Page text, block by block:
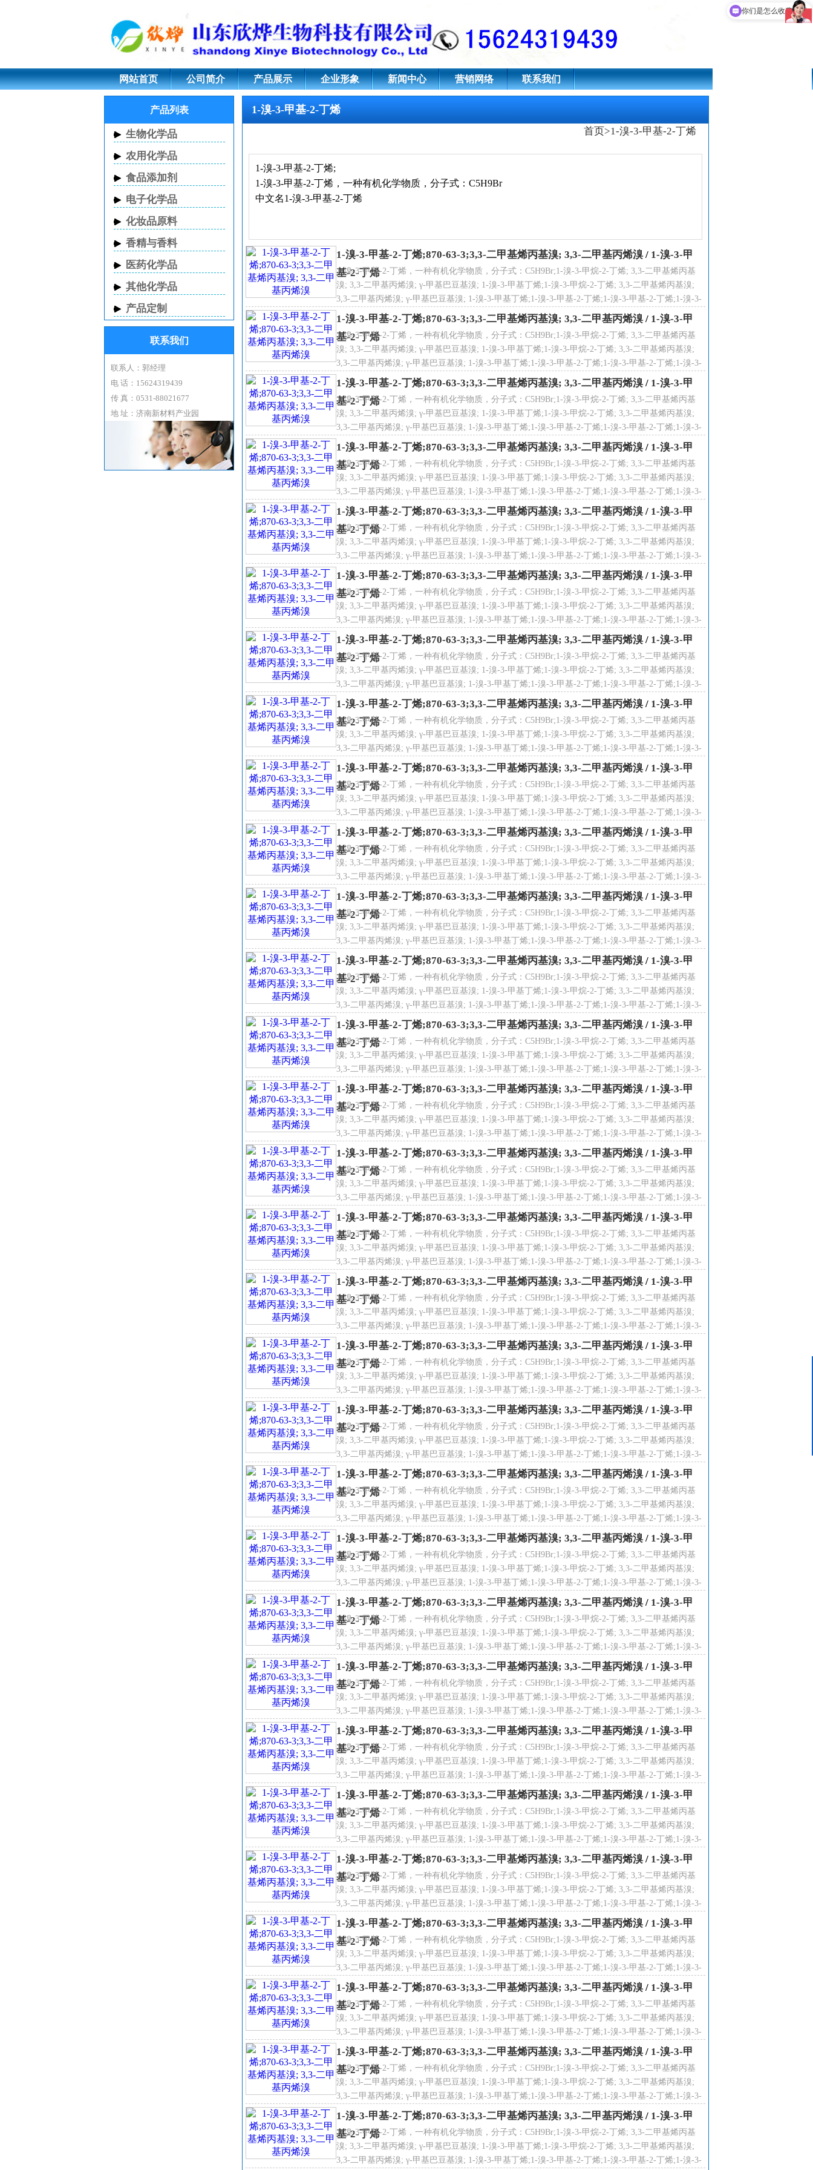
1-溴-3-甲基-2-丁烯;870-63-3;3,3-二甲基烯丙基溴; 3,3-二甲基丙烯溴
网站首页 公司简介 产品展示 企业形象 新闻中心 营销网络 联系我们
1-溴-3-甲基-2-丁烯
首页>1-溴-3-甲基-2-丁烯
1-溴-3-甲基-2-丁烯;
1-溴-3-甲基-2-丁烯，一种有机化学物质，分子式：C5H9Br
中文名1-溴-3-甲基-2-丁烯
外文名3,3-Dimethylallylbromide
别 名1-溴-3-甲烷-2-丁烯; 3,3-二甲基烯丙基溴; 3,3-二甲基丙烯溴; γ-甲基巴豆基溴; 1-溴-3-甲基丁烯
化学式C5H9Br
分子量149.03
CAS登录号870-63-3
EINECS登录号212-799-5
沸 点82-83ºC(150MMHG)
密 度1.27
闪 点32ºC
UN危险货物编号 UN2920
LogP2.34750
1-溴-3-甲基-2-丁烯英文别名
2-Butene, 1-bromo-3-methyl-; Isoprenylbromide; 3,3-Dimethallylbromide; PRENYL BROMIDE; 1-bromo-3-
methylbut-2-ene
1-溴-3-甲基-2-丁烯物化性质
外观与性状：淡棕色液体带有强烈的辛辣气味
密度：1.29 g/mL at 20 °C(lit.)
沸点：82-83 °C150 mm Hg(lit.)
闪点：88 °F
折射率：n20/D 1.489(lit.)
储存条件：0-6ºC
1-溴-3-甲基-2-丁烯安全信息
包装等级：III
危险类别：3
海关编码：2903399090
危险品运输编码：UN 2920 8/PG 2
WGK Germany：3
危险类别码：R10; R11; R20/21/22; R34
安全说明：S26-S36/37/39-S45-S16
危险品标志：C
1-溴-3-甲基-2-丁烯用途
用作农药、医药中间体。
1-溴-3-甲基-2-丁烯;870-63-3;3,3-二甲基烯丙基溴; 3,3-二甲基丙烯溴 / 1-溴-3-甲
基-2-丁烯
1-溴-3-甲基-2-丁烯，一种有机化学物质，分子式：C5H9Br;1-溴-3-甲烷-2-丁烯; 3,3-二甲基烯丙基
溴; 3,3-二甲基丙烯溴; γ-甲基巴豆基溴; 1-溴-3-甲基丁烯;1-溴-3-甲烷-2-丁烯; 3,3-二甲基烯丙基溴;
3,3-二甲基丙烯溴; γ-甲基巴豆基溴; 1-溴-3-甲基丁烯;1-溴-3-甲基-2-丁烯;1-溴-3-甲基-2-丁烯;1-溴-3-
甲基-2-丁烯;1-溴-3-甲基-2-丁烯;1-溴-3-甲基-2-丁烯;1-溴-3-甲基-2-丁烯;
1-溴-3-甲基-2-丁烯;870-63-3;3,3-二甲基烯丙基溴; 3,3-二甲基丙烯溴 / 1-溴-3-甲
基-2-丁烯
1-溴-3-甲基-2-丁烯，一种有机化学物质，分子式：C5H9Br;1-溴-3-甲烷-2-丁烯; 3,3-二甲基烯丙基
溴; 3,3-二甲基丙烯溴; γ-甲基巴豆基溴; 1-溴-3-甲基丁烯;1-溴-3-甲烷-2-丁烯; 3,3-二甲基烯丙基溴;
3,3-二甲基丙烯溴; γ-甲基巴豆基溴; 1-溴-3-甲基丁烯;1-溴-3-甲基-2-丁烯;1-溴-3-甲基-2-丁烯;1-溴-3-
甲基-2-丁烯;1-溴-3-甲基-2-丁烯;1-溴-3-甲基-2-丁烯;1-溴-3-甲基-2-丁烯;
1-溴-3-甲基-2-丁烯;870-63-3;3,3-二甲基烯丙基溴; 3,3-二甲基丙烯溴 / 1-溴-3-甲
基-2-丁烯
1-溴-3-甲基-2-丁烯，一种有机化学物质，分子式：C5H9Br;1-溴-3-甲烷-2-丁烯; 3,3-二甲基烯丙基
溴; 3,3-二甲基丙烯溴; γ-甲基巴豆基溴; 1-溴-3-甲基丁烯;1-溴-3-甲烷-2-丁烯; 3,3-二甲基烯丙基溴;
3,3-二甲基丙烯溴; γ-甲基巴豆基溴; 1-溴-3-甲基丁烯;1-溴-3-甲基-2-丁烯;1-溴-3-甲基-2-丁烯;1-溴-3-
甲基-2-丁烯;1-溴-3-甲基-2-丁烯;1-溴-3-甲基-2-丁烯;1-溴-3-甲基-2-丁烯;
1-溴-3-甲基-2-丁烯;870-63-3;3,3-二甲基烯丙基溴; 3,3-二甲基丙烯溴 / 1-溴-3-甲
基-2-丁烯
1-溴-3-甲基-2-丁烯，一种有机化学物质，分子式：C5H9Br;1-溴-3-甲烷-2-丁烯; 3,3-二甲基烯丙基
溴; 3,3-二甲基丙烯溴; γ-甲基巴豆基溴; 1-溴-3-甲基丁烯;1-溴-3-甲烷-2-丁烯; 3,3-二甲基烯丙基溴;
3,3-二甲基丙烯溴; γ-甲基巴豆基溴; 1-溴-3-甲基丁烯;1-溴-3-甲基-2-丁烯;1-溴-3-甲基-2-丁烯;1-溴-3-
甲基-2-丁烯;1-溴-3-甲基-2-丁烯;1-溴-3-甲基-2-丁烯;1-溴-3-甲基-2-丁烯;
1-溴-3-甲基-2-丁烯;870-63-3;3,3-二甲基烯丙基溴; 3,3-二甲基丙烯溴 / 1-溴-3-甲
基-2-丁烯
1-溴-3-甲基-2-丁烯，一种有机化学物质，分子式：C5H9Br;1-溴-3-甲烷-2-丁烯; 3,3-二甲基烯丙基
溴; 3,3-二甲基丙烯溴; γ-甲基巴豆基溴; 1-溴-3-甲基丁烯;1-溴-3-甲烷-2-丁烯; 3,3-二甲基烯丙基溴;
3,3-二甲基丙烯溴; γ-甲基巴豆基溴; 1-溴-3-甲基丁烯;1-溴-3-甲基-2-丁烯;1-溴-3-甲基-2-丁烯;1-溴-3-
甲基-2-丁烯;1-溴-3-甲基-2-丁烯;1-溴-3-甲基-2-丁烯;1-溴-3-甲基-2-丁烯;
1-溴-3-甲基-2-丁烯;870-63-3;3,3-二甲基烯丙基溴; 3,3-二甲基丙烯溴 / 1-溴-3-甲
基-2-丁烯
1-溴-3-甲基-2-丁烯，一种有机化学物质，分子式：C5H9Br;1-溴-3-甲烷-2-丁烯; 3,3-二甲基烯丙基
溴; 3,3-二甲基丙烯溴; γ-甲基巴豆基溴; 1-溴-3-甲基丁烯;1-溴-3-甲烷-2-丁烯; 3,3-二甲基烯丙基溴;
3,3-二甲基丙烯溴; γ-甲基巴豆基溴; 1-溴-3-甲基丁烯;1-溴-3-甲基-2-丁烯;1-溴-3-甲基-2-丁烯;1-溴-3-
甲基-2-丁烯;1-溴-3-甲基-2-丁烯;1-溴-3-甲基-2-丁烯;1-溴-3-甲基-2-丁烯;
1-溴-3-甲基-2-丁烯;870-63-3;3,3-二甲基烯丙基溴; 3,3-二甲基丙烯溴 / 1-溴-3-甲
基-2-丁烯
1-溴-3-甲基-2-丁烯，一种有机化学物质，分子式：C5H9Br;1-溴-3-甲烷-2-丁烯; 3,3-二甲基烯丙基
溴; 3,3-二甲基丙烯溴; γ-甲基巴豆基溴; 1-溴-3-甲基丁烯;1-溴-3-甲烷-2-丁烯; 3,3-二甲基烯丙基溴;
3,3-二甲基丙烯溴; γ-甲基巴豆基溴; 1-溴-3-甲基丁烯;1-溴-3-甲基-2-丁烯;1-溴-3-甲基-2-丁烯;1-溴-3-
甲基-2-丁烯;1-溴-3-甲基-2-丁烯;1-溴-3-甲基-2-丁烯;1-溴-3-甲基-2-丁烯;
1-溴-3-甲基-2-丁烯;870-63-3;3,3-二甲基烯丙基溴; 3,3-二甲基丙烯溴 / 1-溴-3-甲
基-2-丁烯
1-溴-3-甲基-2-丁烯，一种有机化学物质，分子式：C5H9Br;1-溴-3-甲烷-2-丁烯; 3,3-二甲基烯丙基
溴; 3,3-二甲基丙烯溴; γ-甲基巴豆基溴; 1-溴-3-甲基丁烯;1-溴-3-甲烷-2-丁烯; 3,3-二甲基烯丙基溴;
3,3-二甲基丙烯溴; γ-甲基巴豆基溴; 1-溴-3-甲基丁烯;1-溴-3-甲基-2-丁烯;1-溴-3-甲基-2-丁烯;1-溴-3-
甲基-2-丁烯;1-溴-3-甲基-2-丁烯;1-溴-3-甲基-2-丁烯;1-溴-3-甲基-2-丁烯;
1-溴-3-甲基-2-丁烯;870-63-3;3,3-二甲基烯丙基溴; 3,3-二甲基丙烯溴 / 1-溴-3-甲
基-2-丁烯
1-溴-3-甲基-2-丁烯，一种有机化学物质，分子式：C5H9Br;1-溴-3-甲烷-2-丁烯; 3,3-二甲基烯丙基
溴; 3,3-二甲基丙烯溴; γ-甲基巴豆基溴; 1-溴-3-甲基丁烯;1-溴-3-甲烷-2-丁烯; 3,3-二甲基烯丙基溴;
3,3-二甲基丙烯溴; γ-甲基巴豆基溴; 1-溴-3-甲基丁烯;1-溴-3-甲基-2-丁烯;1-溴-3-甲基-2-丁烯;1-溴-3-
甲基-2-丁烯;1-溴-3-甲基-2-丁烯;1-溴-3-甲基-2-丁烯;1-溴-3-甲基-2-丁烯;
1-溴-3-甲基-2-丁烯;870-63-3;3,3-二甲基烯丙基溴; 3,3-二甲基丙烯溴 / 1-溴-3-甲
基-2-丁烯
1-溴-3-甲基-2-丁烯，一种有机化学物质，分子式：C5H9Br;1-溴-3-甲烷-2-丁烯; 3,3-二甲基烯丙基
溴; 3,3-二甲基丙烯溴; γ-甲基巴豆基溴; 1-溴-3-甲基丁烯;1-溴-3-甲烷-2-丁烯; 3,3-二甲基烯丙基溴;
3,3-二甲基丙烯溴; γ-甲基巴豆基溴; 1-溴-3-甲基丁烯;1-溴-3-甲基-2-丁烯;1-溴-3-甲基-2-丁烯;1-溴-3-
甲基-2-丁烯;1-溴-3-甲基-2-丁烯;1-溴-3-甲基-2-丁烯;1-溴-3-甲基-2-丁烯;
1-溴-3-甲基-2-丁烯;870-63-3;3,3-二甲基烯丙基溴; 3,3-二甲基丙烯溴 / 1-溴-3-甲
基-2-丁烯
1-溴-3-甲基-2-丁烯，一种有机化学物质，分子式：C5H9Br;1-溴-3-甲烷-2-丁烯; 3,3-二甲基烯丙基
溴; 3,3-二甲基丙烯溴; γ-甲基巴豆基溴; 1-溴-3-甲基丁烯;1-溴-3-甲烷-2-丁烯; 3,3-二甲基烯丙基溴;
3,3-二甲基丙烯溴; γ-甲基巴豆基溴; 1-溴-3-甲基丁烯;1-溴-3-甲基-2-丁烯;1-溴-3-甲基-2-丁烯;1-溴-3-
甲基-2-丁烯;1-溴-3-甲基-2-丁烯;1-溴-3-甲基-2-丁烯;1-溴-3-甲基-2-丁烯;
1-溴-3-甲基-2-丁烯;870-63-3;3,3-二甲基烯丙基溴; 3,3-二甲基丙烯溴 / 1-溴-3-甲
基-2-丁烯
1-溴-3-甲基-2-丁烯，一种有机化学物质，分子式：C5H9Br;1-溴-3-甲烷-2-丁烯; 3,3-二甲基烯丙基
溴; 3,3-二甲基丙烯溴; γ-甲基巴豆基溴; 1-溴-3-甲基丁烯;1-溴-3-甲烷-2-丁烯; 3,3-二甲基烯丙基溴;
3,3-二甲基丙烯溴; γ-甲基巴豆基溴; 1-溴-3-甲基丁烯;1-溴-3-甲基-2-丁烯;1-溴-3-甲基-2-丁烯;1-溴-3-
甲基-2-丁烯;1-溴-3-甲基-2-丁烯;1-溴-3-甲基-2-丁烯;1-溴-3-甲基-2-丁烯;
1-溴-3-甲基-2-丁烯;870-63-3;3,3-二甲基烯丙基溴; 3,3-二甲基丙烯溴 / 1-溴-3-甲
基-2-丁烯
1-溴-3-甲基-2-丁烯，一种有机化学物质，分子式：C5H9Br;1-溴-3-甲烷-2-丁烯; 3,3-二甲基烯丙基
溴; 3,3-二甲基丙烯溴; γ-甲基巴豆基溴; 1-溴-3-甲基丁烯;1-溴-3-甲烷-2-丁烯; 3,3-二甲基烯丙基溴;
3,3-二甲基丙烯溴; γ-甲基巴豆基溴; 1-溴-3-甲基丁烯;1-溴-3-甲基-2-丁烯;1-溴-3-甲基-2-丁烯;1-溴-3-
甲基-2-丁烯;1-溴-3-甲基-2-丁烯;1-溴-3-甲基-2-丁烯;1-溴-3-甲基-2-丁烯;
1-溴-3-甲基-2-丁烯;870-63-3;3,3-二甲基烯丙基溴; 3,3-二甲基丙烯溴 / 1-溴-3-甲
基-2-丁烯
1-溴-3-甲基-2-丁烯，一种有机化学物质，分子式：C5H9Br;1-溴-3-甲烷-2-丁烯; 3,3-二甲基烯丙基
溴; 3,3-二甲基丙烯溴; γ-甲基巴豆基溴; 1-溴-3-甲基丁烯;1-溴-3-甲烷-2-丁烯; 3,3-二甲基烯丙基溴;
3,3-二甲基丙烯溴; γ-甲基巴豆基溴; 1-溴-3-甲基丁烯;1-溴-3-甲基-2-丁烯;1-溴-3-甲基-2-丁烯;1-溴-3-
甲基-2-丁烯;1-溴-3-甲基-2-丁烯;1-溴-3-甲基-2-丁烯;1-溴-3-甲基-2-丁烯;
1-溴-3-甲基-2-丁烯;870-63-3;3,3-二甲基烯丙基溴; 3,3-二甲基丙烯溴 / 1-溴-3-甲
基-2-丁烯
1-溴-3-甲基-2-丁烯，一种有机化学物质，分子式：C5H9Br;1-溴-3-甲烷-2-丁烯; 3,3-二甲基烯丙基
溴; 3,3-二甲基丙烯溴; γ-甲基巴豆基溴; 1-溴-3-甲基丁烯;1-溴-3-甲烷-2-丁烯; 3,3-二甲基烯丙基溴;
3,3-二甲基丙烯溴; γ-甲基巴豆基溴; 1-溴-3-甲基丁烯;1-溴-3-甲基-2-丁烯;1-溴-3-甲基-2-丁烯;1-溴-3-
甲基-2-丁烯;1-溴-3-甲基-2-丁烯;1-溴-3-甲基-2-丁烯;1-溴-3-甲基-2-丁烯;
1-溴-3-甲基-2-丁烯;870-63-3;3,3-二甲基烯丙基溴; 3,3-二甲基丙烯溴 / 1-溴-3-甲
基-2-丁烯
1-溴-3-甲基-2-丁烯，一种有机化学物质，分子式：C5H9Br;1-溴-3-甲烷-2-丁烯; 3,3-二甲基烯丙基
溴; 3,3-二甲基丙烯溴; γ-甲基巴豆基溴; 1-溴-3-甲基丁烯;1-溴-3-甲烷-2-丁烯; 3,3-二甲基烯丙基溴;
3,3-二甲基丙烯溴; γ-甲基巴豆基溴; 1-溴-3-甲基丁烯;1-溴-3-甲基-2-丁烯;1-溴-3-甲基-2-丁烯;1-溴-3-
甲基-2-丁烯;1-溴-3-甲基-2-丁烯;1-溴-3-甲基-2-丁烯;1-溴-3-甲基-2-丁烯;
1-溴-3-甲基-2-丁烯;870-63-3;3,3-二甲基烯丙基溴; 3,3-二甲基丙烯溴 / 1-溴-3-甲
基-2-丁烯
1-溴-3-甲基-2-丁烯，一种有机化学物质，分子式：C5H9Br;1-溴-3-甲烷-2-丁烯; 3,3-二甲基烯丙基
溴; 3,3-二甲基丙烯溴; γ-甲基巴豆基溴; 1-溴-3-甲基丁烯;1-溴-3-甲烷-2-丁烯; 3,3-二甲基烯丙基溴;
3,3-二甲基丙烯溴; γ-甲基巴豆基溴; 1-溴-3-甲基丁烯;1-溴-3-甲基-2-丁烯;1-溴-3-甲基-2-丁烯;1-溴-3-
甲基-2-丁烯;1-溴-3-甲基-2-丁烯;1-溴-3-甲基-2-丁烯;1-溴-3-甲基-2-丁烯;
1-溴-3-甲基-2-丁烯;870-63-3;3,3-二甲基烯丙基溴; 3,3-二甲基丙烯溴 / 1-溴-3-甲
基-2-丁烯
1-溴-3-甲基-2-丁烯，一种有机化学物质，分子式：C5H9Br;1-溴-3-甲烷-2-丁烯; 3,3-二甲基烯丙基
溴; 3,3-二甲基丙烯溴; γ-甲基巴豆基溴; 1-溴-3-甲基丁烯;1-溴-3-甲烷-2-丁烯; 3,3-二甲基烯丙基溴;
3,3-二甲基丙烯溴; γ-甲基巴豆基溴; 1-溴-3-甲基丁烯;1-溴-3-甲基-2-丁烯;1-溴-3-甲基-2-丁烯;1-溴-3-
甲基-2-丁烯;1-溴-3-甲基-2-丁烯;1-溴-3-甲基-2-丁烯;1-溴-3-甲基-2-丁烯;
1-溴-3-甲基-2-丁烯;870-63-3;3,3-二甲基烯丙基溴; 3,3-二甲基丙烯溴 / 1-溴-3-甲
基-2-丁烯
1-溴-3-甲基-2-丁烯，一种有机化学物质，分子式：C5H9Br;1-溴-3-甲烷-2-丁烯; 3,3-二甲基烯丙基
溴; 3,3-二甲基丙烯溴; γ-甲基巴豆基溴; 1-溴-3-甲基丁烯;1-溴-3-甲烷-2-丁烯; 3,3-二甲基烯丙基溴;
3,3-二甲基丙烯溴; γ-甲基巴豆基溴; 1-溴-3-甲基丁烯;1-溴-3-甲基-2-丁烯;1-溴-3-甲基-2-丁烯;1-溴-3-
甲基-2-丁烯;1-溴-3-甲基-2-丁烯;1-溴-3-甲基-2-丁烯;1-溴-3-甲基-2-丁烯;
1-溴-3-甲基-2-丁烯;870-63-3;3,3-二甲基烯丙基溴; 3,3-二甲基丙烯溴 / 1-溴-3-甲
基-2-丁烯
1-溴-3-甲基-2-丁烯，一种有机化学物质，分子式：C5H9Br;1-溴-3-甲烷-2-丁烯; 3,3-二甲基烯丙基
溴; 3,3-二甲基丙烯溴; γ-甲基巴豆基溴; 1-溴-3-甲基丁烯;1-溴-3-甲烷-2-丁烯; 3,3-二甲基烯丙基溴;
3,3-二甲基丙烯溴; γ-甲基巴豆基溴; 1-溴-3-甲基丁烯;1-溴-3-甲基-2-丁烯;1-溴-3-甲基-2-丁烯;1-溴-3-
甲基-2-丁烯;1-溴-3-甲基-2-丁烯;1-溴-3-甲基-2-丁烯;1-溴-3-甲基-2-丁烯;
1-溴-3-甲基-2-丁烯;870-63-3;3,3-二甲基烯丙基溴; 3,3-二甲基丙烯溴 / 1-溴-3-甲
基-2-丁烯
1-溴-3-甲基-2-丁烯，一种有机化学物质，分子式：C5H9Br;1-溴-3-甲烷-2-丁烯; 3,3-二甲基烯丙基
溴; 3,3-二甲基丙烯溴; γ-甲基巴豆基溴; 1-溴-3-甲基丁烯;1-溴-3-甲烷-2-丁烯; 3,3-二甲基烯丙基溴;
3,3-二甲基丙烯溴; γ-甲基巴豆基溴; 1-溴-3-甲基丁烯;1-溴-3-甲基-2-丁烯;1-溴-3-甲基-2-丁烯;1-溴-3-
甲基-2-丁烯;1-溴-3-甲基-2-丁烯;1-溴-3-甲基-2-丁烯;1-溴-3-甲基-2-丁烯;
1-溴-3-甲基-2-丁烯;870-63-3;3,3-二甲基烯丙基溴; 3,3-二甲基丙烯溴 / 1-溴-3-甲
基-2-丁烯
1-溴-3-甲基-2-丁烯，一种有机化学物质，分子式：C5H9Br;1-溴-3-甲烷-2-丁烯; 3,3-二甲基烯丙基
溴; 3,3-二甲基丙烯溴; γ-甲基巴豆基溴; 1-溴-3-甲基丁烯;1-溴-3-甲烷-2-丁烯; 3,3-二甲基烯丙基溴;
3,3-二甲基丙烯溴; γ-甲基巴豆基溴; 1-溴-3-甲基丁烯;1-溴-3-甲基-2-丁烯;1-溴-3-甲基-2-丁烯;1-溴-3-
甲基-2-丁烯;1-溴-3-甲基-2-丁烯;1-溴-3-甲基-2-丁烯;1-溴-3-甲基-2-丁烯;
1-溴-3-甲基-2-丁烯;870-63-3;3,3-二甲基烯丙基溴; 3,3-二甲基丙烯溴 / 1-溴-3-甲
基-2-丁烯
1-溴-3-甲基-2-丁烯，一种有机化学物质，分子式：C5H9Br;1-溴-3-甲烷-2-丁烯; 3,3-二甲基烯丙基
溴; 3,3-二甲基丙烯溴; γ-甲基巴豆基溴; 1-溴-3-甲基丁烯;1-溴-3-甲烷-2-丁烯; 3,3-二甲基烯丙基溴;
3,3-二甲基丙烯溴; γ-甲基巴豆基溴; 1-溴-3-甲基丁烯;1-溴-3-甲基-2-丁烯;1-溴-3-甲基-2-丁烯;1-溴-3-
甲基-2-丁烯;1-溴-3-甲基-2-丁烯;1-溴-3-甲基-2-丁烯;1-溴-3-甲基-2-丁烯;
1-溴-3-甲基-2-丁烯;870-63-3;3,3-二甲基烯丙基溴; 3,3-二甲基丙烯溴 / 1-溴-3-甲
基-2-丁烯
1-溴-3-甲基-2-丁烯，一种有机化学物质，分子式：C5H9Br;1-溴-3-甲烷-2-丁烯; 3,3-二甲基烯丙基
溴; 3,3-二甲基丙烯溴; γ-甲基巴豆基溴; 1-溴-3-甲基丁烯;1-溴-3-甲烷-2-丁烯; 3,3-二甲基烯丙基溴;
3,3-二甲基丙烯溴; γ-甲基巴豆基溴; 1-溴-3-甲基丁烯;1-溴-3-甲基-2-丁烯;1-溴-3-甲基-2-丁烯;1-溴-3-
甲基-2-丁烯;1-溴-3-甲基-2-丁烯;1-溴-3-甲基-2-丁烯;1-溴-3-甲基-2-丁烯;
1-溴-3-甲基-2-丁烯;870-63-3;3,3-二甲基烯丙基溴; 3,3-二甲基丙烯溴 / 1-溴-3-甲
基-2-丁烯
1-溴-3-甲基-2-丁烯，一种有机化学物质，分子式：C5H9Br;1-溴-3-甲烷-2-丁烯; 3,3-二甲基烯丙基
溴; 3,3-二甲基丙烯溴; γ-甲基巴豆基溴; 1-溴-3-甲基丁烯;1-溴-3-甲烷-2-丁烯; 3,3-二甲基烯丙基溴;
3,3-二甲基丙烯溴; γ-甲基巴豆基溴; 1-溴-3-甲基丁烯;1-溴-3-甲基-2-丁烯;1-溴-3-甲基-2-丁烯;1-溴-3-
甲基-2-丁烯;1-溴-3-甲基-2-丁烯;1-溴-3-甲基-2-丁烯;1-溴-3-甲基-2-丁烯;
1-溴-3-甲基-2-丁烯;870-63-3;3,3-二甲基烯丙基溴; 3,3-二甲基丙烯溴 / 1-溴-3-甲
基-2-丁烯
1-溴-3-甲基-2-丁烯，一种有机化学物质，分子式：C5H9Br;1-溴-3-甲烷-2-丁烯; 3,3-二甲基烯丙基
溴; 3,3-二甲基丙烯溴; γ-甲基巴豆基溴; 1-溴-3-甲基丁烯;1-溴-3-甲烷-2-丁烯; 3,3-二甲基烯丙基溴;
3,3-二甲基丙烯溴; γ-甲基巴豆基溴; 1-溴-3-甲基丁烯;1-溴-3-甲基-2-丁烯;1-溴-3-甲基-2-丁烯;1-溴-3-
甲基-2-丁烯;1-溴-3-甲基-2-丁烯;1-溴-3-甲基-2-丁烯;1-溴-3-甲基-2-丁烯;
1-溴-3-甲基-2-丁烯;870-63-3;3,3-二甲基烯丙基溴; 3,3-二甲基丙烯溴 / 1-溴-3-甲
基-2-丁烯
1-溴-3-甲基-2-丁烯，一种有机化学物质，分子式：C5H9Br;1-溴-3-甲烷-2-丁烯; 3,3-二甲基烯丙基
溴; 3,3-二甲基丙烯溴; γ-甲基巴豆基溴; 1-溴-3-甲基丁烯;1-溴-3-甲烷-2-丁烯; 3,3-二甲基烯丙基溴;
3,3-二甲基丙烯溴; γ-甲基巴豆基溴; 1-溴-3-甲基丁烯;1-溴-3-甲基-2-丁烯;1-溴-3-甲基-2-丁烯;1-溴-3-
甲基-2-丁烯;1-溴-3-甲基-2-丁烯;1-溴-3-甲基-2-丁烯;1-溴-3-甲基-2-丁烯;
1-溴-3-甲基-2-丁烯;870-63-3;3,3-二甲基烯丙基溴; 3,3-二甲基丙烯溴 / 1-溴-3-甲
基-2-丁烯
1-溴-3-甲基-2-丁烯，一种有机化学物质，分子式：C5H9Br;1-溴-3-甲烷-2-丁烯; 3,3-二甲基烯丙基
溴; 3,3-二甲基丙烯溴; γ-甲基巴豆基溴; 1-溴-3-甲基丁烯;1-溴-3-甲烷-2-丁烯; 3,3-二甲基烯丙基溴;
3,3-二甲基丙烯溴; γ-甲基巴豆基溴; 1-溴-3-甲基丁烯;1-溴-3-甲基-2-丁烯;1-溴-3-甲基-2-丁烯;1-溴-3-
甲基-2-丁烯;1-溴-3-甲基-2-丁烯;1-溴-3-甲基-2-丁烯;1-溴-3-甲基-2-丁烯;
1-溴-3-甲基-2-丁烯;870-63-3;3,3-二甲基烯丙基溴; 3,3-二甲基丙烯溴 / 1-溴-3-甲
基-2-丁烯
1-溴-3-甲基-2-丁烯，一种有机化学物质，分子式：C5H9Br;1-溴-3-甲烷-2-丁烯; 3,3-二甲基烯丙基
溴; 3,3-二甲基丙烯溴; γ-甲基巴豆基溴; 1-溴-3-甲基丁烯;1-溴-3-甲烷-2-丁烯; 3,3-二甲基烯丙基溴;
3,3-二甲基丙烯溴; γ-甲基巴豆基溴; 1-溴-3-甲基丁烯;1-溴-3-甲基-2-丁烯;1-溴-3-甲基-2-丁烯;1-溴-3-
甲基-2-丁烯;1-溴-3-甲基-2-丁烯;1-溴-3-甲基-2-丁烯;1-溴-3-甲基-2-丁烯;
1-溴-3-甲基-2-丁烯;870-63-3;3,3-二甲基烯丙基溴; 3,3-二甲基丙烯溴 / 1-溴-3-甲
基-2-丁烯
1-溴-3-甲基-2-丁烯，一种有机化学物质，分子式：C5H9Br;1-溴-3-甲烷-2-丁烯; 3,3-二甲基烯丙基
溴; 3,3-二甲基丙烯溴; γ-甲基巴豆基溴; 1-溴-3-甲基丁烯;1-溴-3-甲烷-2-丁烯; 3,3-二甲基烯丙基溴;
3,3-二甲基丙烯溴; γ-甲基巴豆基溴; 1-溴-3-甲基丁烯;1-溴-3-甲基-2-丁烯;1-溴-3-甲基-2-丁烯;1-溴-3-
产品列表
生物化学品
农用化学品
食品添加剂
电子化学品
化妆品原料
香精与香料
医药化学品
其他化学品
产品定制
联系我们
联系人：郭经理
电 话：15624319439
传 真：0531-88021677
地 址：济南新材料产业园
你们是怎么收费的呢